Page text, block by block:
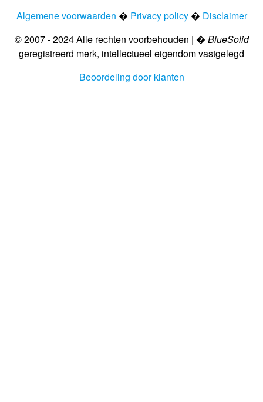
Algemene voorwaarden � Privacy policy� Disclaimer
© 2007 - 2024 Alle rechten voorbehouden | � BlueSolid
geregistreerd merk, intellectueel eigendom vastgelegd
Beoordeling door klanten